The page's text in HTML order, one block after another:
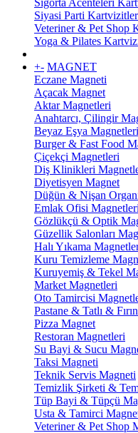
Sigorta Acenteleri
Siyasi Parti
Veteriner & Pet Shop
Yoga & Pilates
+- MAGNET
Eczane Magneti
Açacak Magnet
Aktar Magnetleri
Anahtarcı, Çilingir
Beyaz Eşya Magnetleri
Burger & Fast Food
Çiçekçi Magnetleri
Diş Klinikleri
Diyetisyen Magnet
Düğün & Nişan
Emlak Ofisi Magnetleri
Gözlükçü & Optik
Güzellik Salonları
Halı Yıkama
Kuru Temizleme
Kuruyemiş & Tekel
Market Magnetleri
Oto Tamircisi
Pastane & Tatlı &
Pizza Magnet
Restoran Magnetleri
Su Bayi & Sucu
Taksi Magneti
Teknik Servis Magneti
Temizlik Şirketi &
Tüp Bayi & Tüpçü
Usta & Tamirci
Veteriner & Pet Shop